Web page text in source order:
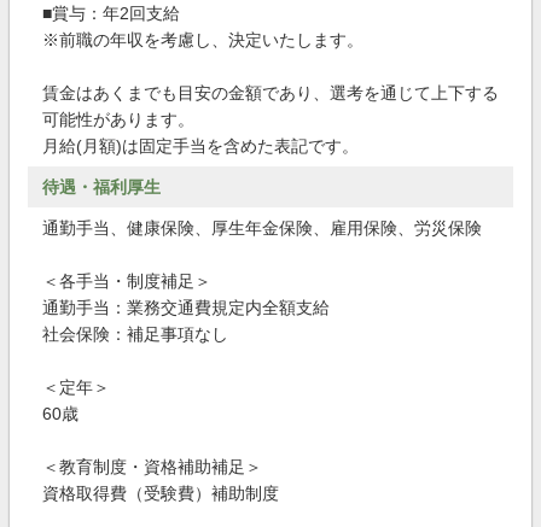
■賞与：年2回支給
※前職の年収を考慮し、決定いたします。
賃金はあくまでも目安の金額であり、選考を通じて上下する
可能性があります。
月給(月額)は固定手当を含めた表記です。
待遇・福利厚生
通勤手当、健康保険、厚生年金保険、雇用保険、労災保険
＜各手当・制度補足＞
通勤手当：業務交通費規定内全額支給
社会保険：補足事項なし
＜定年＞
60歳
＜教育制度・資格補助補足＞
資格取得費（受験費）補助制度